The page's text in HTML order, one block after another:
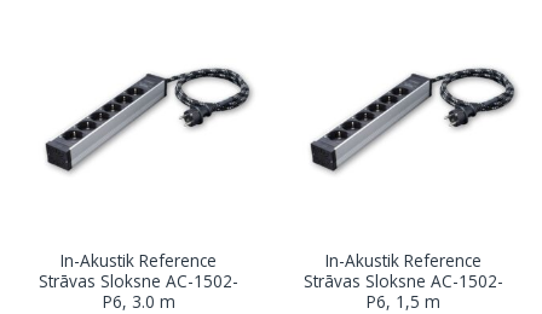
In-Akustik Reference
Strāvas Sloksne AC-1502-
P6, 3.0 m
In-Akustik Reference
Strāvas Sloksne AC-1502-
P6, 1,5 m